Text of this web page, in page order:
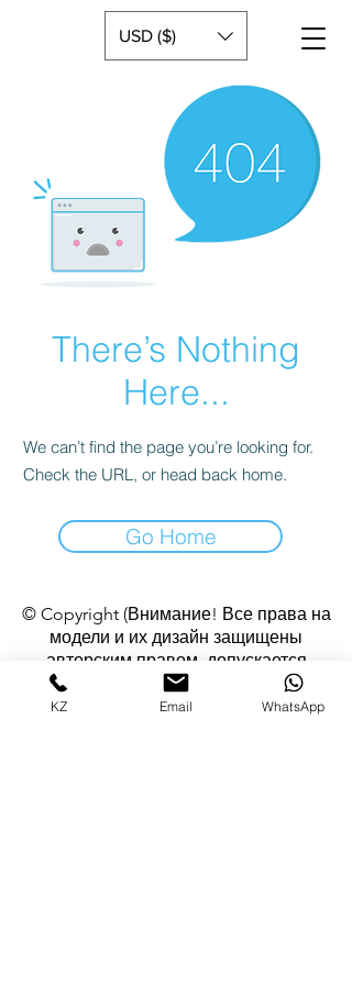
USD ($)
There’s Nothing
Here...
We can’t find the page you’re looking for.
Check the URL, or head back home.
Go Home
© Copyright (Внимание! Все права на
модели и их дизайн защищены
авторским правом, допускается
использование изображений изделий в
некоммерческих целях с согласия
KZ Email WhatsApp